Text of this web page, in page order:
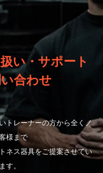
い・サポート
合わせ
トレーナーの方から全くノ
様まで
ネス器具をご提案させてい
す。